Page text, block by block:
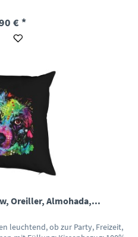
€ *
Oreiller, Almohada,...
leuchtend, ob zur Party, Freizeit,